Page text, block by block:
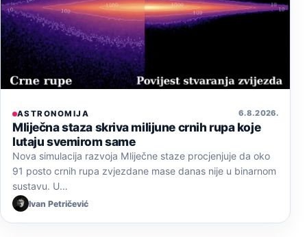
ASTRONOMIJA 6. 8. 2026.
Mliječna staza skriva milijune crnih rupa koje
lutaju svemirom same
Nova simulacija razvoja Mliječne staze procjenjuje da oko
91 posto crnih rupa zvjezdane mase danas nije u binarnom
sustavu. U…
Ivan Petričević